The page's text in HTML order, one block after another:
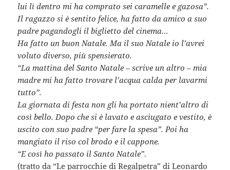
lui lì dentro mi ha comprato sei caramelle e gazosa”.
Il ragazzo si è sentito felice, ha fatto da amico a suo
padre pagandogli il biglietto del cinema…
Ha fatto un buon Natale. Ma il suo Natale io l’avrei
voluto diverso, più spensierato.
“La mattina del Santo Natale – scrive un altro – mia
madre mi ha fatto trovare l’acqua calda per lavarmi
tutto”.
La giornata di festa non gli ha portato nient’altro di
così bello. Dopo che si è lavato e asciugato e vestito, è
uscito con suo padre “per fare la spesa”. Poi ha
mangiato il riso col brodo e il cappone.
“E così ho passato il Santo Natale”.
(tratto da “Le parrocchie di Regalpetra” di Leonardo